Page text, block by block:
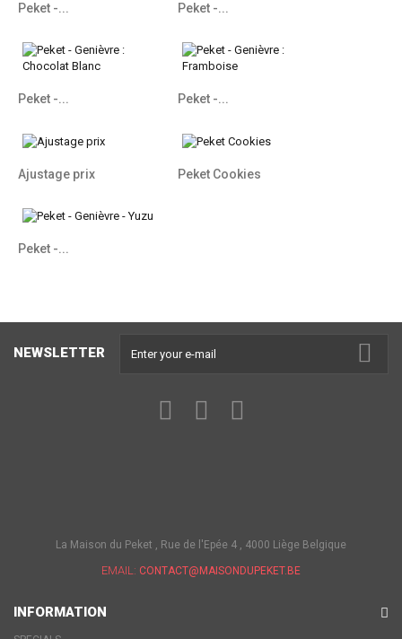
Peket -... Peket -...
Peket -... Peket -...
Ajustage prix Peket Cookies
Peket -...
NEWSLETTER
La Maison du Peket , Rue de l'Epée 4 , 4000 Liège Belgique
EMAIL: CONTACT@MAISONDUPEKET.BE
INFORMATION